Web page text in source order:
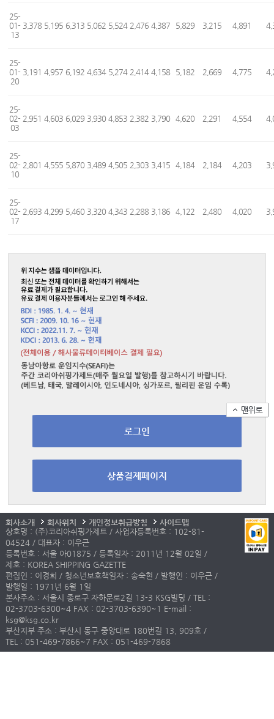
25-
01-
13
3,378 5,195 6,313 5,062 5,524 2,476 4,387 5,829 3,215 4,891
25-
01-
20
3,191 4,957 6,192 4,634 5,274 2,414 4,158 5,182 2,669 4,775
25-
02-
03
2,951 4,603 6,029 3,930 4,853 2,382 3,790 4,620 2,291 4,554
25-
02-
10
2,801 4,555 5,870 3,489 4,505 2,303 3,415 4,184 2,184 4,203
25-
02-
17
2,693 4,299 5,460 3,320 4,343 2,288 3,186 4,122 2,480 4,020
로그인
상품결제페이지
회사소개 회사위치 개인정보취급방침
사이트맵
상호명 : (주)코리아쉬핑가제트 / 사업자등록번호 : 102-81-
04524 / 대표자 : 이우근
등록번호 : 서울 아01875 / 등록일자 : 2011년 12월 02일 /
제호 : KOREA SHIPPING GAZETTE
편집인 : 이경희 / 청소년보호책임자 : 송숙현 / 발행인 : 이우근 /
발행일 : 1971년 6월 1일
본사주소 : 서울시 종로구 자하문로2길 13-3 KSG빌딩 / TEL :
02-3703-6300~4 FAX : 02-3703-6390~1 E-mail :
ksg@ksg.co.kr
부산지부 주소 : 부산시 동구 중앙대로 180번길 13, 909호 /
TEL : 051-469-7866~7 FAX : 051-469-7868